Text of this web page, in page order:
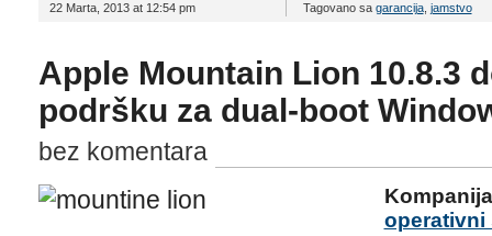
22 Marta, 2013 at 12:54 pm
Tagovano sa garancija, jamstvo
Apple Mountain Lion 10.8.3
podršku za dual-boot
bez komentara
operativni